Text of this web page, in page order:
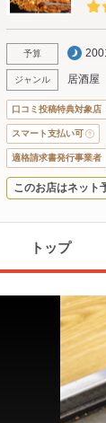
予算
ジャンル 居酒屋
口コミ投稿特典対象店
スマート支払い可
適格請求書発行事業者
このお店はネット
トップ